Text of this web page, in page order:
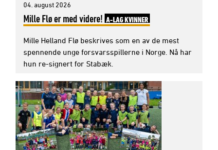
04. august 2026
Mille Flø er med videre! A-LAG KVINNER
Mille Helland Flø beskrives som en av de mest
spennende unge forsvarsspillerne i Norge. Nå har
hun re-signert for Stabæk.